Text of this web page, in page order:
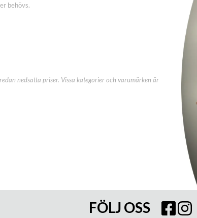
behövs.
nedsatta priser. Vissa kategorier och varumärken är
FÖLJ OSS